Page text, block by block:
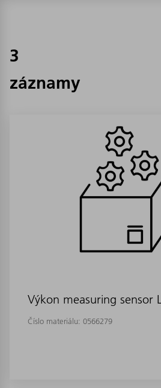
3
záznamy
Výkon measuring sensor
Číslo materiálu: 0566279